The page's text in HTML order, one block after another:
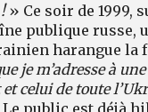
!» Ce soir de 1999,
publique russe,
harangue la
je m’adresse à
celui de toute
Le public est déjà